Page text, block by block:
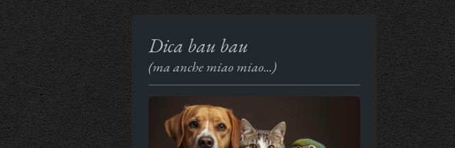
Dica bau bau
(ma anche miao miao...)